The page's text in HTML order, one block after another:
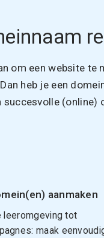
om een website
heb je een
succesvolle (online)
aanmaken
leeromgeving tot
maak